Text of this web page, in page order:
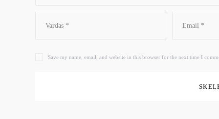
Save my name, email, and website in this browser for the next time I